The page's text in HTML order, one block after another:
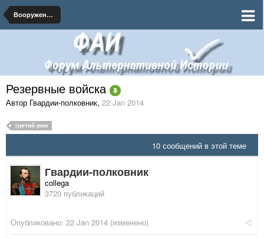
Вооруженные Силы Российской Империи
Резервные войска
Автор Гвардии-полковник, 22 Jan 2014
третий рим
10 сообщений в этой теме
Гвардии-полковник
collega
3720 публикаций
Опубликовано: 22 Jan 2014 (изменено)